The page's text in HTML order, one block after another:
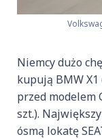
Niemcy dużo
kupują BMW X1
przed modelem
szt.).
ósmą lokatę